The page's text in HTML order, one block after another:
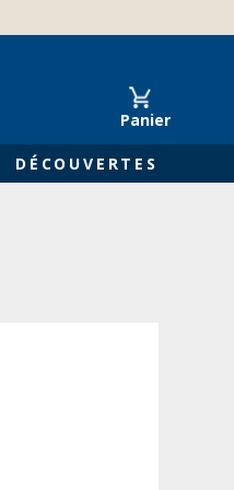
Panier
DÉCOUVERTES